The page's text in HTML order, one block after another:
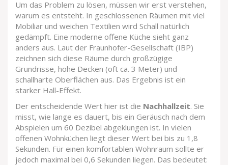
Um das Problem zu lösen, müssen wir erst verstehen,
warum es entsteht. In geschlossenen Räumen mit viel
Mobiliar und weichen Textilien wird Schall natürlich
gedämpft. Eine moderne offene Küche sieht ganz
anders aus. Laut der Fraunhofer-Gesellschaft (IBP)
zeichnen sich diese Räume durch großzügige
Grundrisse, hohe Decken (oft ca. 3 Meter) und
schallharte Oberflächen aus. Das Ergebnis ist ein
starker Hall-Effekt.
Der entscheidende Wert hier ist die Nachhallzeit. Sie
misst, wie lange es dauert, bis ein Geräusch nach dem
Abspielen um 60 Dezibel abgeklungen ist. In vielen
offenen Wohnküchen liegt dieser Wert bei bis zu 1,8
Sekunden. Für einen komfortablen Wohnraum sollte er
jedoch maximal bei 0,6 Sekunden liegen. Das bedeutet: